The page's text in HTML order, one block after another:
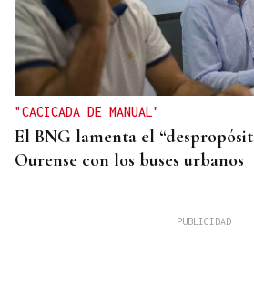
"CACICADA DE MANUAL"
El BNG lamenta el
Ourense con los buses urbanos